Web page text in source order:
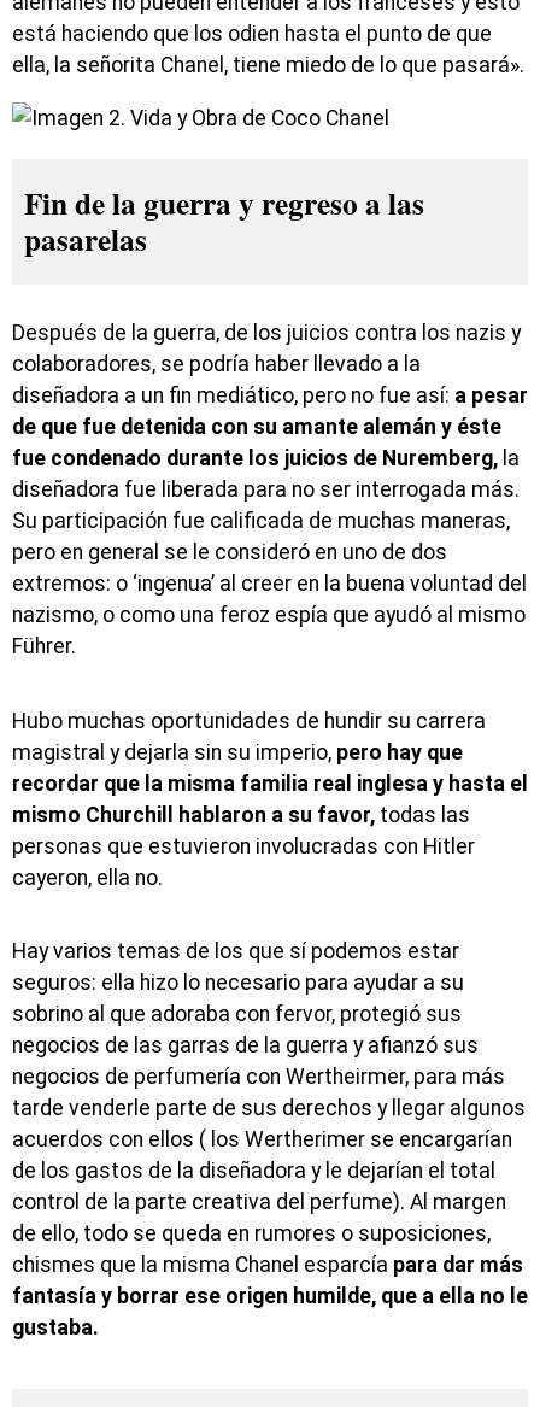
está haciendo que los odien hasta el punto de que
ella, la señorita Chanel, tiene miedo de lo que pasará».
Fin de la guerra y regreso a las
pasarelas
Después de la guerra, de los juicios contra los nazis y
colaboradores, se podría haber llevado a la
diseñadora a un fin mediático, pero no fue así: a pesar
de que fue detenida con su amante alemán y éste
fue condenado durante los juicios de Nuremberg, la
diseñadora fue liberada para no ser interrogada más.
Su participación fue calificada de muchas maneras,
pero en general se le consideró en uno de dos
extremos: o ‘ingenua’ al creer en la buena voluntad del
nazismo, o como una feroz espía que ayudó al mismo
Führer.
Hubo muchas oportunidades de hundir su carrera
magistral y dejarla sin su imperio, pero hay que
recordar que la misma familia real inglesa y hasta el
mismo Churchill hablaron a su favor, todas las
personas que estuvieron involucradas con Hitler
cayeron, ella no.
Hay varios temas de los que sí podemos estar
seguros: ella hizo lo necesario para ayudar a su
sobrino al que adoraba con fervor, protegió sus
negocios de las garras de la guerra y afianzó sus
negocios de perfumería con Wertheirmer, para más
tarde venderle parte de sus derechos y llegar algunos
acuerdos con ellos ( los Wertherimer se encargarían
de los gastos de la diseñadora y le dejarían el total
control de la parte creativa del perfume). Al margen
de ello, todo se queda en rumores o suposiciones,
chismes que la misma Chanel esparcía para dar más
fantasía y borrar ese origen humilde, que a ella no le
gustaba.